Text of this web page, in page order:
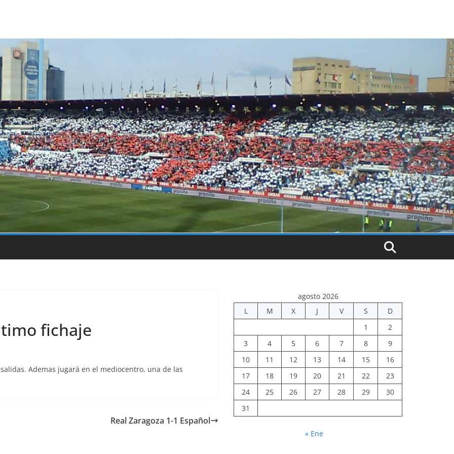
fichaje
Ademas jugará en el mediocentro, una de las
Real Zaragoza 1-1 Español
agosto 2026
L
M X J V S
D
1
2
3
4 5 6 7 8
9
10
11 12 13 14 15
16
17
18 19 20 21 22
23
24
25 26 27 28 29
30
31
« Ene